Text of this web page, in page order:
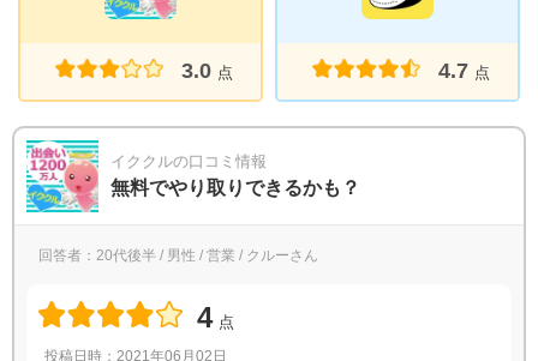
3.0 点 4.7 点
イククルの口コミ情報
無料でやり取りできるかも？
回答者：20代後半 / 男性 / 営業 / クルーさん
4 点
投稿日時：2021年06月02日